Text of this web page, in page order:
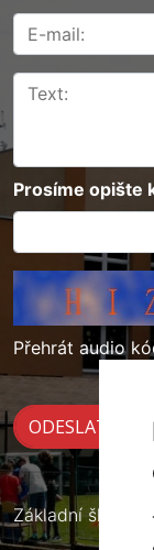
Prosíme opište
Přehrát audio
Základní škola